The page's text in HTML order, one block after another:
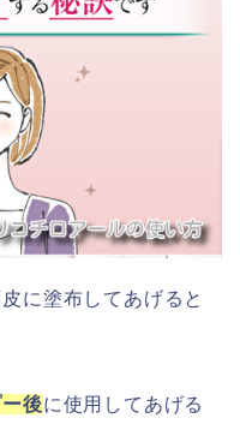
に塗布してあげると
後に使用してあげる